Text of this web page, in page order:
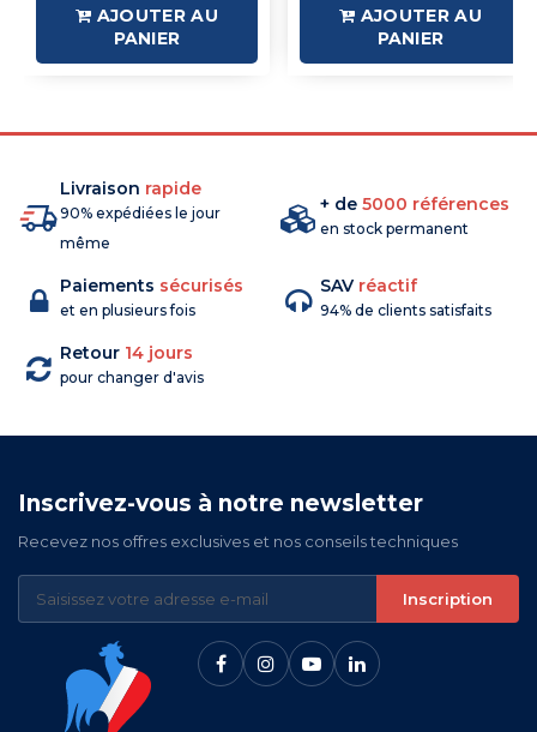
AJOUTER AU
PANIER
AJOUTER AU
PANIER
Livraison rapide
90% expédiées le jour
même
+ de 5000 références
en stock permanent
Paiements sécurisés
et en plusieurs fois
SAV réactif
94% de clients satisfaits
Retour 14 jours
pour changer d'avis
Inscrivez-vous à notre newsletter
Recevez nos offres exclusives et nos conseils techniques
Inscription